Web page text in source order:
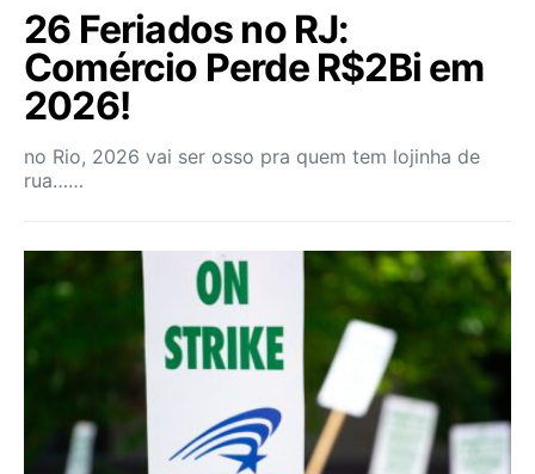
26 Feriados no RJ:
Comércio Perde R$2Bi em
2026!
no Rio, 2026 vai ser osso pra quem tem lojinha de
rua……